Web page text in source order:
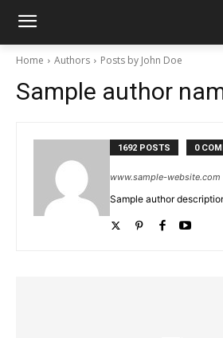
Home Authors Posts by John Doe
Sample author
1692 POSTS 0
www.sample-website.com
Sample author